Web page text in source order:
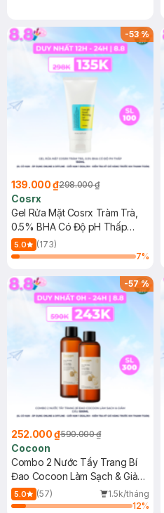
-53%
139.000 ₫298.000 ₫
Cosrx
Gel Rửa Mặt Cosrx Tràm Trà,
0.5% BHA Có Độ pH Thấp
150ml
5.0
(173)
7%
-57%
252.000 ₫590.000 ₫
Cocoon
Combo 2 Nước Tẩy Trang Bí
Đao Cocoon Làm Sạch & Giảm
Dầu 500ml
5.0 (57)
1.5k/tháng
12%